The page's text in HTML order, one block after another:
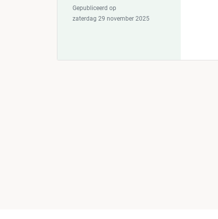
Gepubliceerd op
zaterdag 29 november 2025